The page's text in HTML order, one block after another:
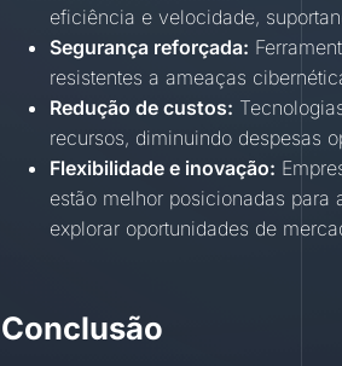
eficiência e velocidade,
Segurança reforçada:
resistentes a ameaças
Redução de custos:
recursos, diminuindo despesas
Flexibilidade e inovação:
estão melhor posicionadas para
explorar oportunidades de
Conclusão